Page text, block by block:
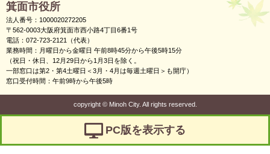
箕面市役所
法人番号：1000020272205
〒562-0003大阪府箕面市西小路4丁目6番1号
電話：072-723-2121（代表）
業務時間：月曜日から金曜日 午前8時45分から午後5時15分
（祝日・休日、12月29日から1月3日を除く。
一部窓口は第2・第4土曜日＜3月・4月は毎週土曜日＞も開庁）
窓口受付時間：午前9時から午後5時
copyright ©Minoh City. All rights reserved.
PC版を表示する